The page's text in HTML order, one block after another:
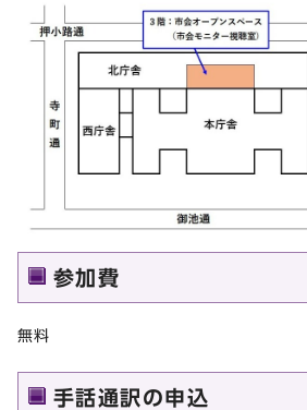
参加費
無料
手話通訳の申込